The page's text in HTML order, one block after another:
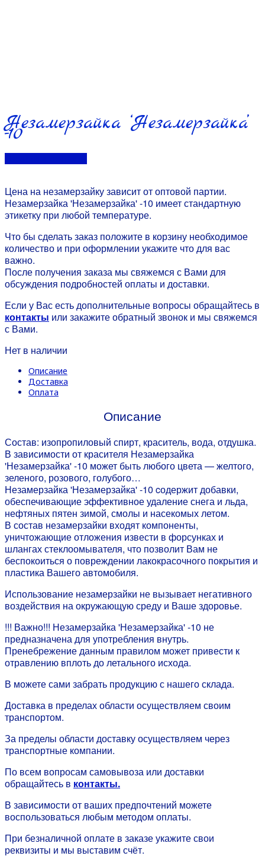
Незамерзайка ‘Незамерзайка’
-10
Цена на незамерзайку зависит от оптовой партии.
Незамерзайка 'Незамерзайка' -10 имеет стандартную
этикетку при любой температуре.
Что бы сделать заказ положите в корзину необходимое
количество и при оформлении укажите что для вас
важно.
После получения заказа мы свяжемся с Вами для
обсуждения подробностей оплаты и доставки.
Если у Вас есть дополнительные вопросы обращайтесь в
контакты или закажите обратный звонок и мы свяжемся
с Вами.
Нет в наличии
Описание
Доставка
Оплата
Описание
Состав: изопропиловый спирт, краситель, вода, отдушка.
В зависимости от красителя Незамерзайка
'Незамерзайка' -10 может быть любого цвета — желтого,
зеленого, розового, голубого…
Незамерзайка 'Незамерзайка' -10 cодержит добавки,
обеспечивающие эффективное удаление снега и льда,
нефтяных пятен зимой, смолы и насекомых летом.
В состав незамерзайки входят компоненты,
уничтожающие отложения извести в форсунках и
шлангах стеклоомывателя, что позволит Вам не
беспокоиться о повреждении лакокрасочного покрытия и
пластика Вашего автомобиля.
Использование незамерзайки не вызывает негативного
воздействия на окружающую среду и Ваше здоровье.
!!! Важно!!! Незамерзайка 'Незамерзайка' -10 не
предназначена для употребления внутрь.
Пренебрежение данным правилом может привести к
отравлению вплоть до летального исхода.
В можете сами забрать продукцию с нашего склада.
Доставка в пределах области осуществляем своим
транспортом.
За пределы области доставку осуществляем через
транспортные компании.
По всем вопросам самовывоза или доставки
обращайтесь в контакты.
В зависимости от ваших предпочтений можете
воспользоваться любым методом оплаты.
При безналичной оплате в заказе укажите свои
реквизиты и мы выставим счёт.